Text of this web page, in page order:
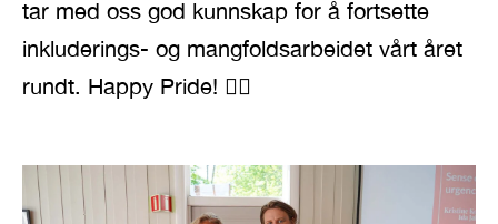
tar med oss god kunnskap for å fortsette
inkluderings- og mangfoldsarbeidet vårt året
rundt. Happy Pride! 🏳️‍🌈